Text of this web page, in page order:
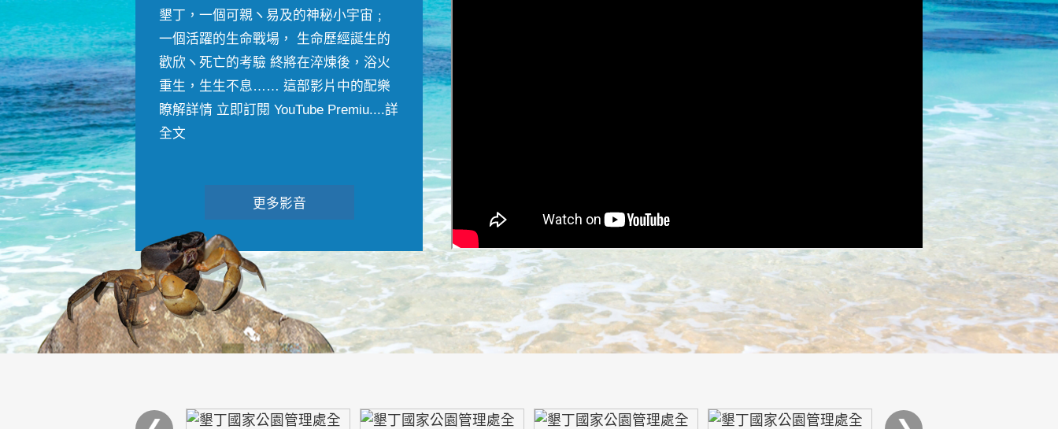
墾丁，一個可親ヽ易及的神秘小宇宙﹔
一個活躍的生命戰場， 生命歷經誕生的
歡欣ヽ死亡的考驗 終將在淬煉後，浴火
重生，生生不息…… 這部影片中的配樂
瞭解詳情 立即訂閱 YouTube Premiu....詳
全文
更多影音